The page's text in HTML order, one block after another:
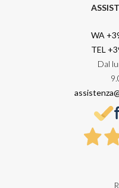
WA
TEL
Dal